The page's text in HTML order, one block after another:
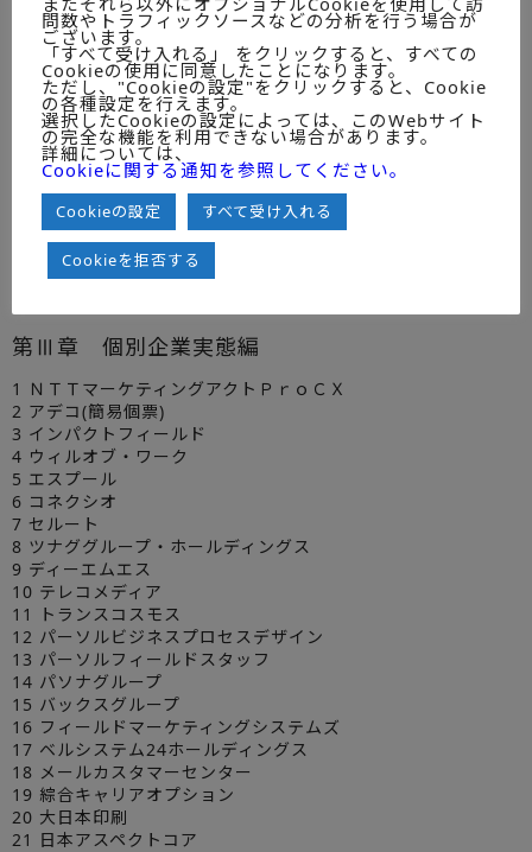
第2節 フィールドサービスBPOの業務別新規/継続売上
（調査企業20社）
第Ⅹ章 調査企業における営業利益率/人員と生産性
第1節 調査企業のフィールドサービスBPO営業利益率
第2節 調査企業のフィールドサービスBPO関連人員数
● 個票企業実態・掲載企業
第Ⅲ章 個別企業実態編
1 ＮＴＴマーケティングアクトＰｒｏＣＸ
2 アデコ(簡易個票)
3 インパクトフィールド
4 ウィルオブ・ワーク
5 エスプール
6 コネクシオ
7 セルート
8 ツナググループ・ホールディングス
9 ディーエムエス
10 テレコメディア
11 トランスコスモス
12 パーソルビジネスプロセスデザイン
13 パーソルフィールドスタッフ
14 パソナグループ
15 バックスグループ
16 フィールドマーケティングシステムズ
17 ベルシステム24ホールディングス
18 メールカスタマーセンター
19 綜合キャリアオプション
20 大日本印刷
21 日本アスペクトコア
問数やトラフィックソースなどの分析を行う場合が
ございます。
「すべて受け入れる」 をクリックすると、すべての
Cookieの使用に同意したことになります。
ただし、"Cookieの設定"をクリックすると、Cookie
の各種設定を行えます。
選択したCookieの設定によっては、このWebサイト
の完全な機能を利用できない場合があります。
詳細については、
Cookieに関する通知を参照してください。
Cookieの設定 すべて受け入れる
Cookieを拒否する